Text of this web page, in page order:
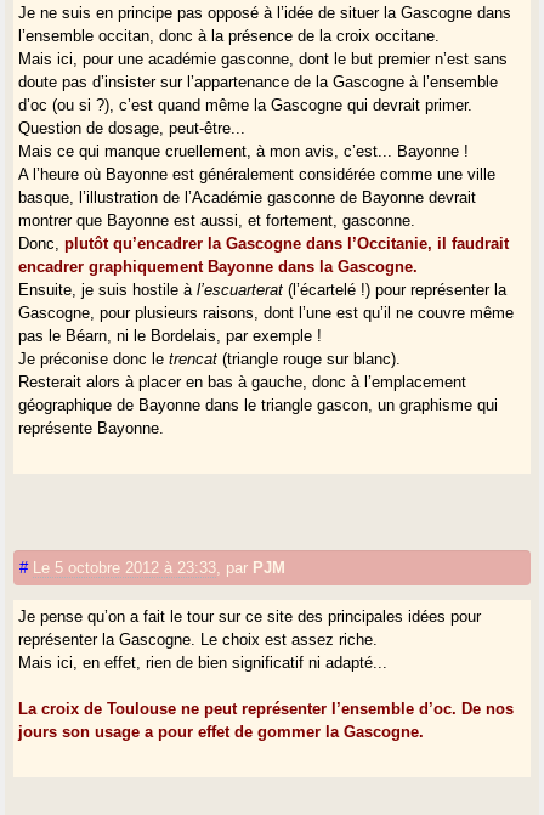
Je ne suis en principe pas opposé à l’idée de situer la Gascogne dans
l’ensemble occitan, donc à la présence de la croix occitane.
Mais ici, pour une académie gasconne, dont le but premier n’est sans
doute pas d’insister sur l’appartenance de la Gascogne à l’ensemble
d’oc (ou si ?), c’est quand même la Gascogne qui devrait primer.
Question de dosage, peut-être...
Mais ce qui manque cruellement, à mon avis, c’est... Bayonne !
A l’heure où Bayonne est généralement considérée comme une ville
basque, l’illustration de l’Académie gasconne de Bayonne devrait
montrer que Bayonne est aussi, et fortement, gasconne.
Donc,plutôt qu’encadrer la Gascogne dans l’Occitanie, il faudrait
encadrer graphiquement Bayonne dans la Gascogne.
Ensuite, je suis hostile àl’escuarterat (l’écartelé !) pour représenter la
Gascogne, pour plusieurs raisons, dont l’une est qu’il ne couvre même
pas le Béarn, ni le Bordelais, par exemple !
Je préconise donc letrencat (triangle rouge sur blanc).
Resterait alors à placer en bas à gauche, donc à l’emplacement
géographique de Bayonne dans le triangle gascon, un graphisme qui
représente Bayonne.
# Le 5 octobre 2012 à 23:33 par PJM
Je pense qu’on a fait le tour sur ce site des principales idées pour
représenter la Gascogne. Le choix est assez riche.
Mais ici, en effet, rien de bien significatif ni adapté...
La croix de Toulouse ne peut représenter l’ensemble d’oc. De nos
jours son usage a pour effet de gommer la Gascogne.